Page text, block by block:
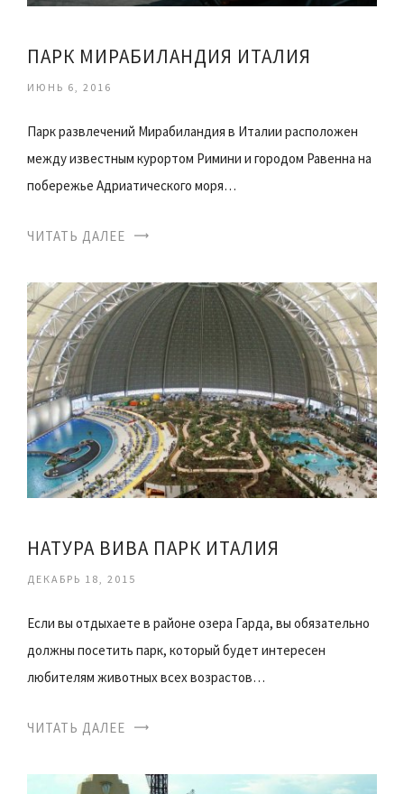
ПАРК МИРАБИЛАНДИЯ ИТАЛИЯ
ИЮНЬ 6, 2016
Парк развлечений Мирабиландия в Италии расположен
между известным курортом Римини и городом Равенна на
побережье Адриатического моря…
ЧИТАТЬ ДАЛЕЕ
НАТУРА ВИВА ПАРК ИТАЛИЯ
ДЕКАБРЬ 18, 2015
Если вы отдыхаете в районе озера Гарда, вы обязательно
должны посетить парк, который будет интересен
любителям животных всех возрастов…
ЧИТАТЬ ДАЛЕЕ